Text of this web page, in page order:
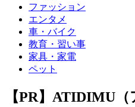
ファッション
エンタメ
車・バイク
教育・習い事
家具・家電
ペット
【PR】ATIDIMU